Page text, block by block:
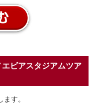
ビアスタジアムツア
す。